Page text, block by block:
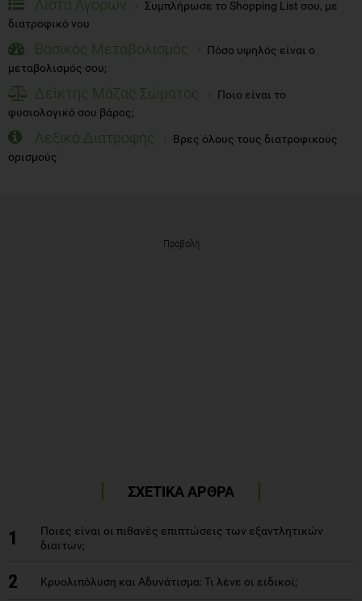
Λίστα Αγορών
Συμπλήρωσε το Shopping List σου, με
διατροφικό νου
Βασικός Μεταβολισμός
Πόσο υψηλός είναι ο
μεταβολισμός σου;
Δείκτης Μάζας Σώματος
Ποιο είναι το
φυσιολογικό σου βάρος;
Λεξικό Διατροφής
Βρες όλους τους διατροφικούς
ορισμούς
Προβολή
ΣΧΕΤΙΚΑ ΑΡΘΡΑ
1
Ποιες είναι οι πιθανές επιπτώσεις των εξαντλητικών
διαιτών;
2 Κρυολιπόλυση και Αδυνάτισμα: Τι λένε οι ειδικοί;